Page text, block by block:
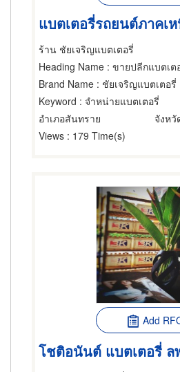
แบตเตอรี่รถยนต์ภาคเ
ร้าน ชัยเจริญแบตเตอรี่
Heading Name : ขายปลีกแบตเต
Brand Name : ชัยเจริญแบตเตอรี่
Keyword : จำหน่ายแบตเตอรี่
อำเภอสันทราย
จังหวั
Views : 179 Time(s)
Add
โชติอนันต์ แบตเตอรี่ ล